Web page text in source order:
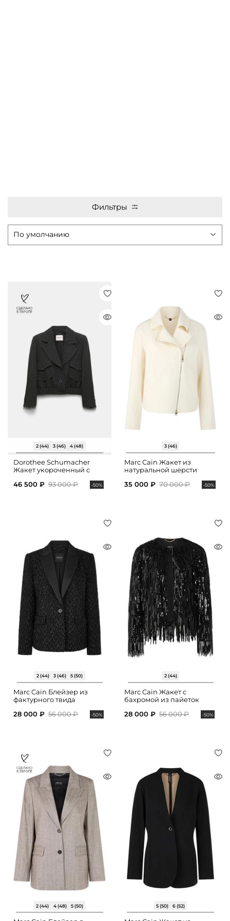
Фильтры
2 (44) 3 (46) 4 (48)
Dorothee Schumacher
Жакет укороченный с
46 500 ₽ 93 000 ₽ -50%
3 (46)
Marc Cain Жакет из
натуральной шерсти
35 000 ₽ 70 000 ₽ -50%
2 (44) 3 (46) 5 (50)
Marc Cain Блейзер из
фактурного твида
28 000 ₽ 56 000 ₽ -50%
2 (44)
Marc Cain Жакет с
бахромой из пайеток
28 000 ₽ 56 000 ₽ -50%
2 (44) 4 (48) 5 (50) 5 (50) 6 (52)